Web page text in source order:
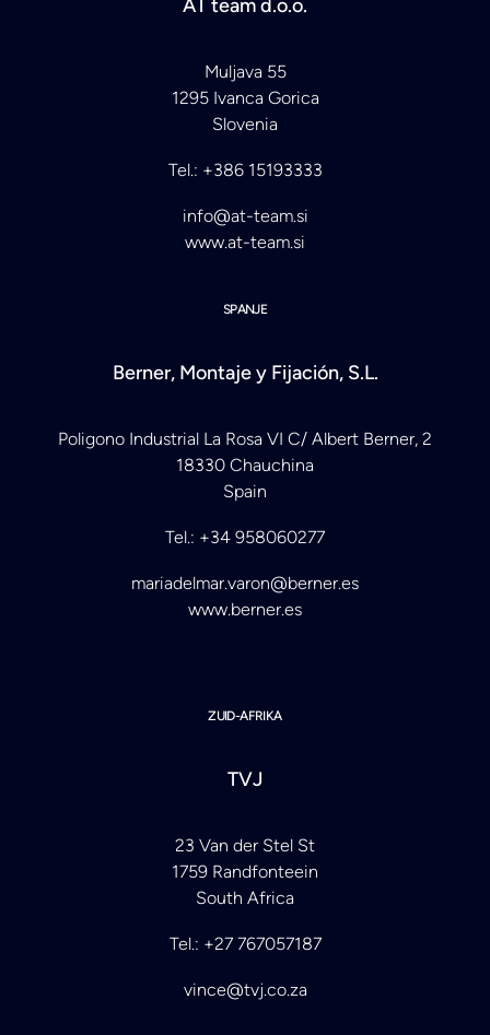
AT team d.o.o.
Muljava 55
1295 Ivanca Gorica
Slovenia
Tel.: +386 15193333
info@at-team.si
www.at-team.si
SPANJE
Berner, Montaje y Fijación, S.L.
Poligono Industrial La Rosa VI C/ Albert Berner, 2
18330 Chauchina
Spain
Tel.: +34 958060277
mariadelmar.varon@berner.es
www.berner.es
ZUID-AFRIKA
TVJ
23 Van der Stel St
1759 Randfonteein
South Africa
Tel.: +27 767057187
vince@tvj.co.za